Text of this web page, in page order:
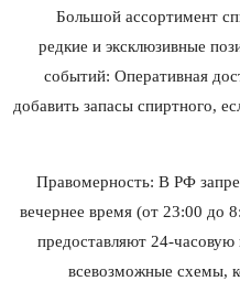
Большой ассортимент
редкие и эксклюзивные
событий: Оперативная
добавить запасы спиртного,
Правомерность: В РФ
вечернее время (от 23:00 до
предоставляют 24-часовую
всевозможные схемы,